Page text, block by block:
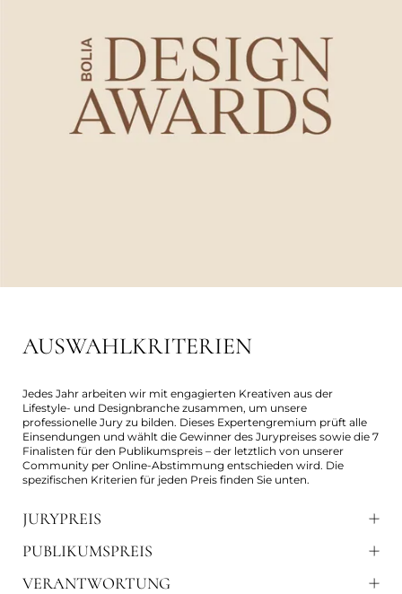
AUSWAHLKRITERIEN
Jedes Jahr arbeiten wir mit engagierten Kreativen aus der
Lifestyle- und Designbranche zusammen, um unsere
professionelle Jury zu bilden. Dieses Expertengremium prüft alle
Einsendungen und wählt die Gewinner des Jurypreises sowie die 7
Finalisten für den Publikumspreis – der letztlich von unserer
Community per Online-Abstimmung entschieden wird. Die
spezifischen Kriterien für jeden Preis finden Sie unten.
JURYPREIS
PUBLIKUMSPREIS
VERANTWORTUNG